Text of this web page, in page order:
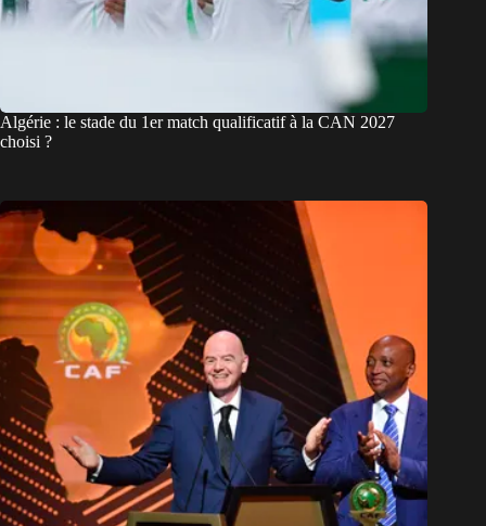
Algérie : le stade du 1er match qualificatif à la CAN 2027
choisi ?